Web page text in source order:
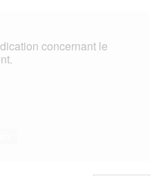
concernant le